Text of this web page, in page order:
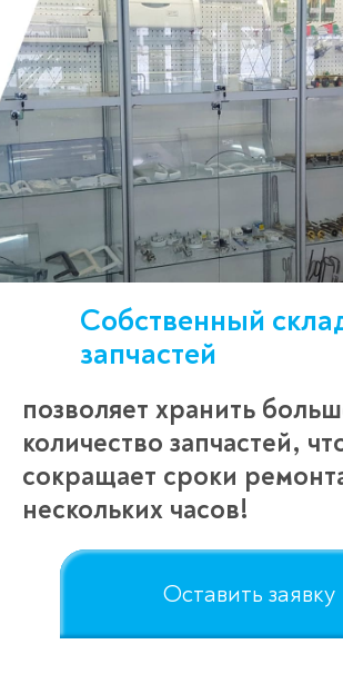
Собственный
запчастей
позволяет хранить
количество запчастей,
сокращает сроки
нескольких часов!
Оставить заявку